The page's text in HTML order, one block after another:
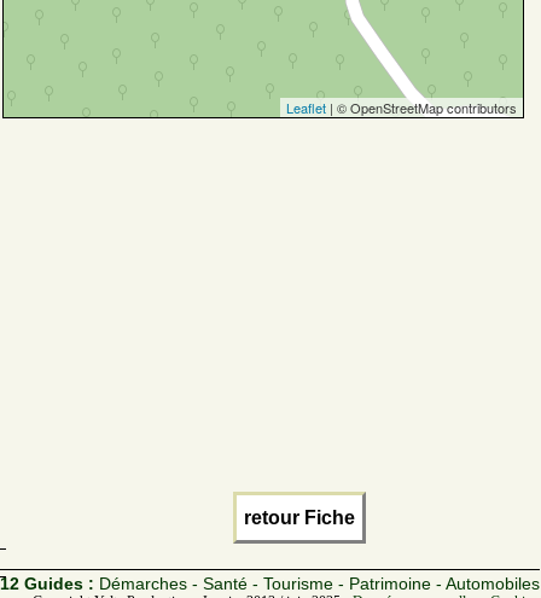
Leaflet | © OpenStreetMap contributors
retour Fiche
12 Guides : Démarches - Santé - Tourisme - Patrimoine - Automobiles